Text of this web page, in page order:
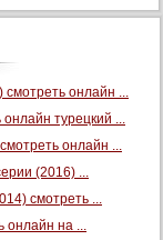
онлайн ...
турецкий ...
онлайн ...
(2016) ...
смотреть ...
онлайн на ...